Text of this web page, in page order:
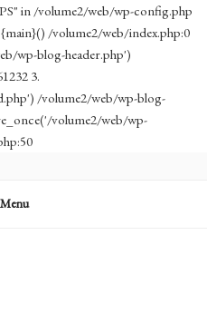
in /volume2/web/wp-config.php
{main}() /volume2/web/index.php:0
wp-blog-header.php')
3.
/volume2/web/wp-blog-
volume2/web/wp-
Menu